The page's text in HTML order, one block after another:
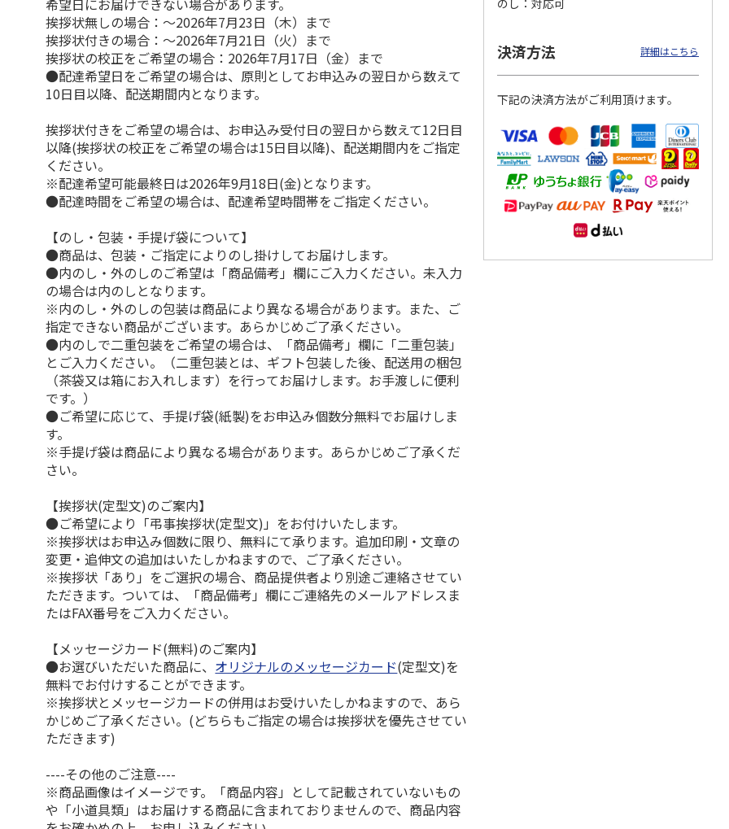
希望日にお届けできない場合があります。
挨拶状無しの場合：～2026年7月23日（木）まで
挨拶状付きの場合：～2026年7月21日（火）まで
挨拶状の校正をご希望の場合：2026年7月17日（金）まで
●配達希望日をご希望の場合は、原則としてお申込みの翌日から数えて
10日目以降、配送期間内となります。
挨拶状付きをご希望の場合は、お申込み受付日の翌日から数えて12日目
以降(挨拶状の校正をご希望の場合は15日目以降)、配送期間内をご指定
ください。
※配達希望可能最終日は2026年9月18日(金)となります。
●配達時間をご希望の場合は、配達希望時間帯をご指定ください。
【のし・包装・手提げ袋について】
●商品は、包装・ご指定によりのし掛けしてお届けします。
●内のし・外のしのご希望は「商品備考」欄にご入力ください。未入力
の場合は内のしとなります。
※内のし・外のしの包装は商品により異なる場合があります。また、ご
指定できない商品がございます。あらかじめご了承ください。
●内のしで二重包装をご希望の場合は、「商品備考」欄に「二重包装」
とご入力ください。（二重包装とは、ギフト包装した後、配送用の梱包
（茶袋又は箱にお入れします）を行ってお届けします。お手渡しに便利
です。）
●ご希望に応じて、手提げ袋(紙製)をお申込み個数分無料でお届けしま
す。
※手提げ袋は商品により異なる場合があります。あらかじめご了承くだ
さい。
【挨拶状(定型文)のご案内】
●ご希望により「弔事挨拶状(定型文)」をお付けいたします。
※挨拶状はお申込み個数に限り、無料にて承ります。追加印刷・文章の
変更・追伸文の追加はいたしかねますので、ご了承ください。
※挨拶状「あり」をご選択の場合、商品提供者より別途ご連絡させてい
ただきます。ついては、「商品備考」欄にご連絡先のメールアドレスま
たはFAX番号をご入力ください。
【メッセージカード(無料)のご案内】
●お選びいただいた商品に、 オリジナルのメッセージカード(定型文)を
無料でお付けすることができます。
※挨拶状とメッセージカードの併用はお受けいたしかねますので、あら
かじめご了承ください。(どちらもご指定の場合は挨拶状を優先させてい
ただきます)
----その他のご注意----
※商品画像はイメージです。「商品内容」として記載されていないもの
や「小道具類」はお届けする商品に含まれておりませんので、商品内容
のし
対応可
決済方法 詳細はこちら
下記の決済方法がご利用頂けます。